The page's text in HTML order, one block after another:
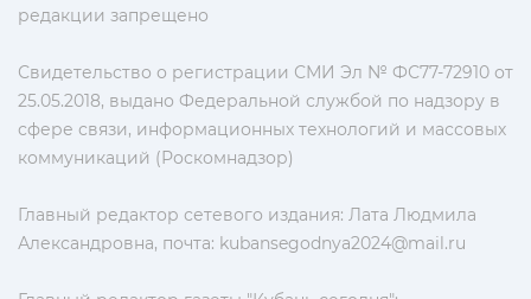
редакции запрещено
Свидетельство о регистрации СМИ Эл № ФС77-72910 от
25.05.2018, выдано Федеральной службой по надзору в
сфере связи, информационных технологий и массовых
коммуникаций (Роскомнадзор)
Главный редактор сетевого издания: Лата Людмила
Александровна, почта: kubansegodnya2024@mail.ru